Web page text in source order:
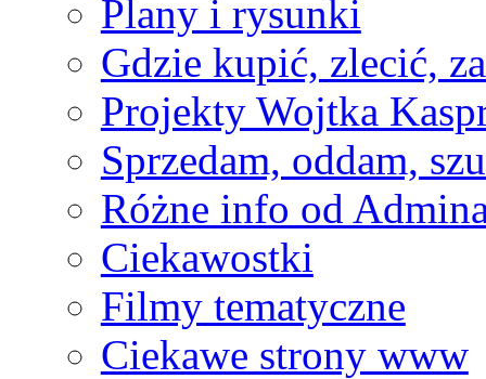
Plany i rysunki
Gdzie kupić, zlecić,
Projekty Wojtka
Sprzedam, oddam,
Różne info od
Ciekawostki
Filmy tematyczne
Ciekawe strony www